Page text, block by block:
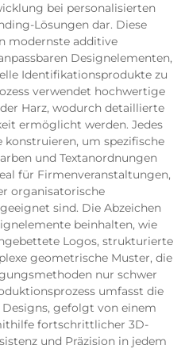
bei personalisierten
Lösungen dar. Diese
modernste additive
Designelementen,
Identifikationsprodukte zu
verwendet hochwertige
Harz, wodurch detaillierte
ermöglicht werden. Jedes
konstruieren, um spezifische
und Textanordnungen
für Firmenveranstaltungen,
organisatorische
sind. Die Abzeichen
beinhalten, wie
Logos, strukturierte
geometrische Muster, die
nur schwer
umfasst die
gefolgt von einem
fortschrittlicher 3D-
und Präzision in jedem